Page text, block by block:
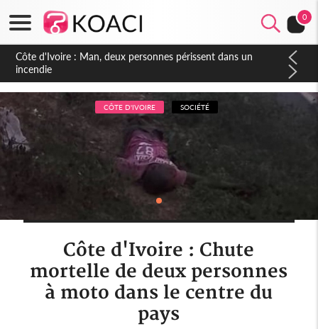
0
Côte d'Ivoire : Séileu, la célébration de la fête nationale
transformée en vaste campagne contre les produits
dépigmentants dangereux
CÔTE D'IVOIRE SOCIÉTÉ
Côte d'Ivoire : Chute
mortelle de deux personnes
à moto dans le centre du
pays